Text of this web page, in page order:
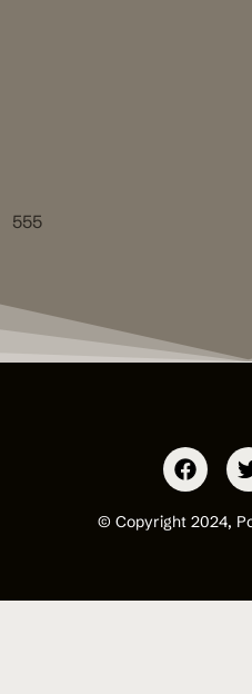
555
© Copyright 2024,